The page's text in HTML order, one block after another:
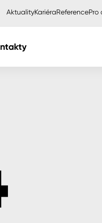
AktualityKariéraReferencePro